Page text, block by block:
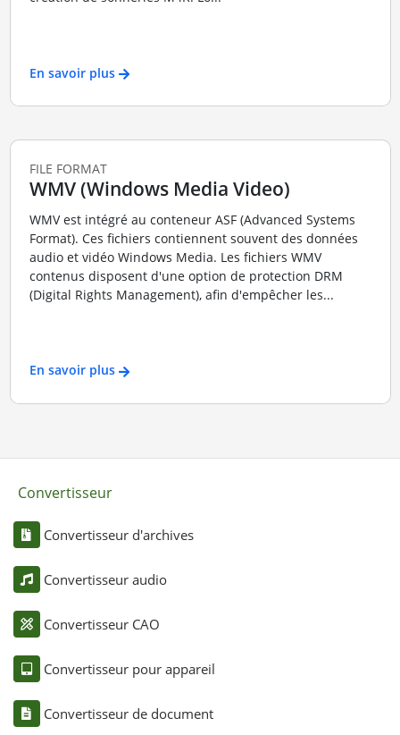
En savoir plus
FILE FORMAT
WMV (Windows Media Video)
WMV est intégré au conteneur ASF (Advanced Systems
Format). Ces fichiers contiennent souvent des données
audio et vidéo Windows Media. Les fichiers WMV
contenus disposent d'une option de protection DRM
(Digital Rights Management), afin d'empêcher les...
En savoir plus
Convertisseur
Convertisseur d'archives
Convertisseur audio
Convertisseur CAO
Convertisseur pour appareil
Convertisseur de document